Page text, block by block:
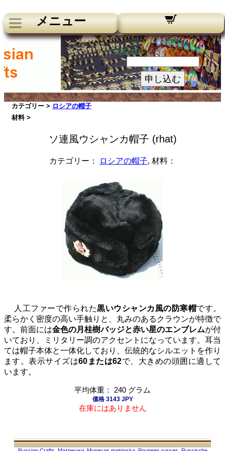
メニュー
ニュースレター：
あなたのメールアドレス：
申し込む
カテゴリー > ロシアの帽子
材料 >
ソ連風ウシャンカ帽子 (rhat)
カテゴリー： ロシアの帽子, 材料：
人工ファーで作られた黒いウシャンカ風の防寒帽です。
柔らかく密度の高い手触りと、丸みのあるクラウンが特徴で
す。前面には金色の月桂樹バッジと赤い星のエンブレムが付
いており、ミリタリー調のアクセントになっています。耳当
ては帽子本体と一体化しており、伝統的なシルエットを作り
ます。表示サイズは60または62で、大きめの頭囲に適して
います。
平均体重： 240 グラム
価格 3143 JPY
在庫にはありません